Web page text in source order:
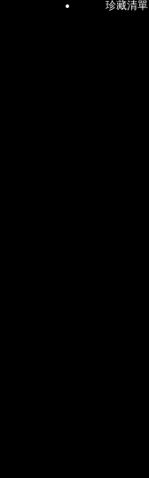
珍藏清單